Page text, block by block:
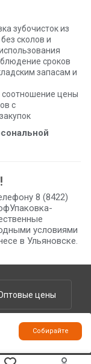
зубочисток из
сколов и
сроков
запасам и
цены
с
8 (8422)
условиями
в Ульяновске.
цены
Собирайте